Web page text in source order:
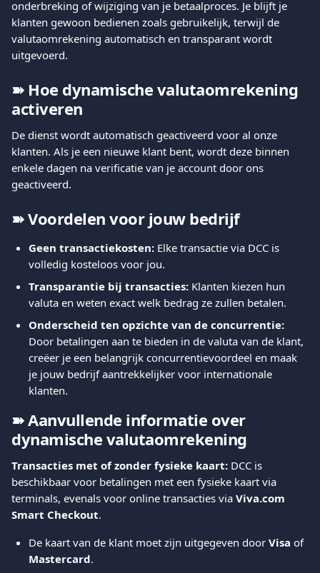
onderbreking of wijziging van je betaalproces. Je blijft je
klanten gewoon bedienen zoals gebruikelijk, terwijl de
valutaomrekening automatisch en transparant wordt
uitgevoerd.
➽ Hoe dynamische valutaomrekening
activeren
De dienst wordt automatisch geactiveerd voor al onze
klanten. Als je een nieuwe klant bent, wordt deze binnen
enkele dagen na verificatie van je account door ons
geactiveerd.
➽ Voordelen voor jouw bedrijf
Geen transactiekosten: Elke transactie via DCC is
volledig kosteloos voor jou.
Transparantie bij transacties: Klanten kiezen hun
valuta en weten exact welk bedrag ze zullen betalen.
Onderscheid ten opzichte van de concurrentie:
Door betalingen aan te bieden in de valuta van de klant,
creëer je een belangrijk concurrentievoordeel en maak
je jouw bedrijf aantrekkelijker voor internationale
klanten.
➽ Aanvullende informatie over
dynamische valutaomrekening
Transacties met of zonder fysieke kaart: DCC is
beschikbaar voor betalingen met een fysieke kaart via
terminals, evenals voor online transacties via Viva.com
Smart Checkout.
De kaart van de klant moet zijn uitgegeven door Visa of
Mastercard.